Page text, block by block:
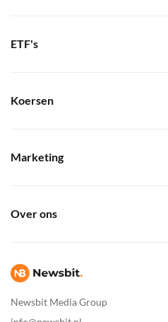
Newsbit Media Group
ETF's
Koersen
Marketing
Over ons